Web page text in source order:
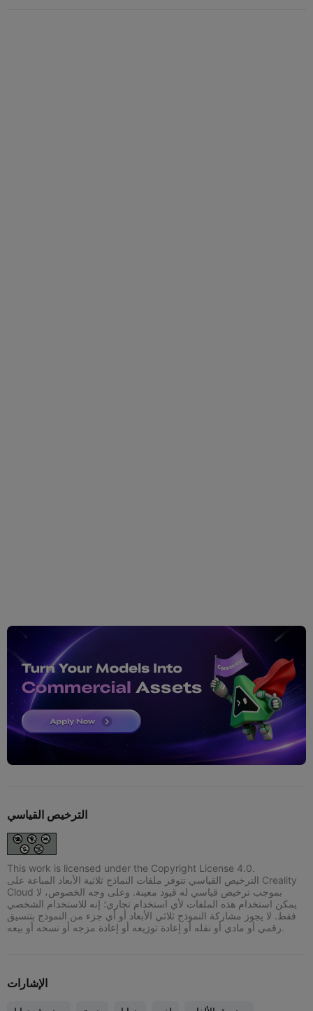
الترخيص القياسي
This work is licensed under the Copyright License 4.0.
الترخيص القياسي تتوفر ملفات النماذج ثلاثية الأبعاد المباعة على Creality
Cloud بموجب ترخيص قياسي له قيود معينة. وعلى وجه الخصوص، لا
يمكن استخدام هذه الملفات لأي استخدام تجاري؛ إنه للاستخدام الشخصي
فقط. لا يجوز مشاركة النموذج ثلاثي الأبعاد أو أي جزء من النموذج بتنسيق
رقمي أو مادي أو نقله أو إعادة توزيعه أو إعادة مزجه أو نسخه أو بيعه.
الإشارات